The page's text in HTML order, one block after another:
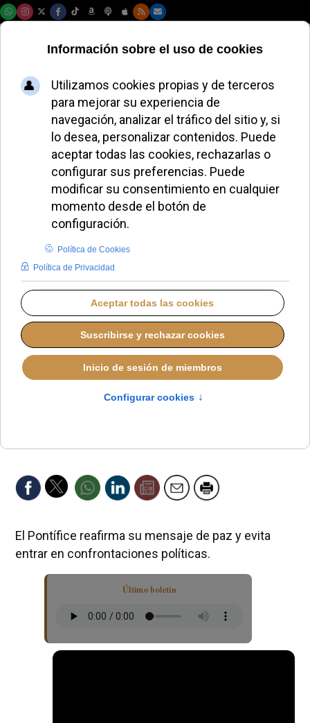
Sánchez y Feijóo
respaldan a León
XIV tras las críticas
de Donald Trump
JAVIER RUIZ ARREGUI ESPAÑA
El Pontífice reafirma su mensaje de paz y evita
entrar en confrontaciones políticas.
Último boletín